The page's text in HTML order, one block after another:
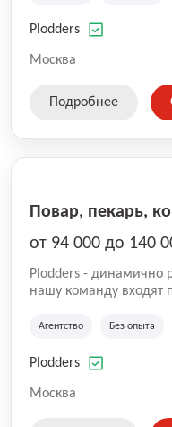
оказываемых услуг.
Plodders
Москва
Подробнее
Повар, пекарь,
от 94 000 до 140
Plodders - динамично
нашу команду входят
на рынке
оказываемых услуг.
Агентство Без опыта
Plodders
Москва